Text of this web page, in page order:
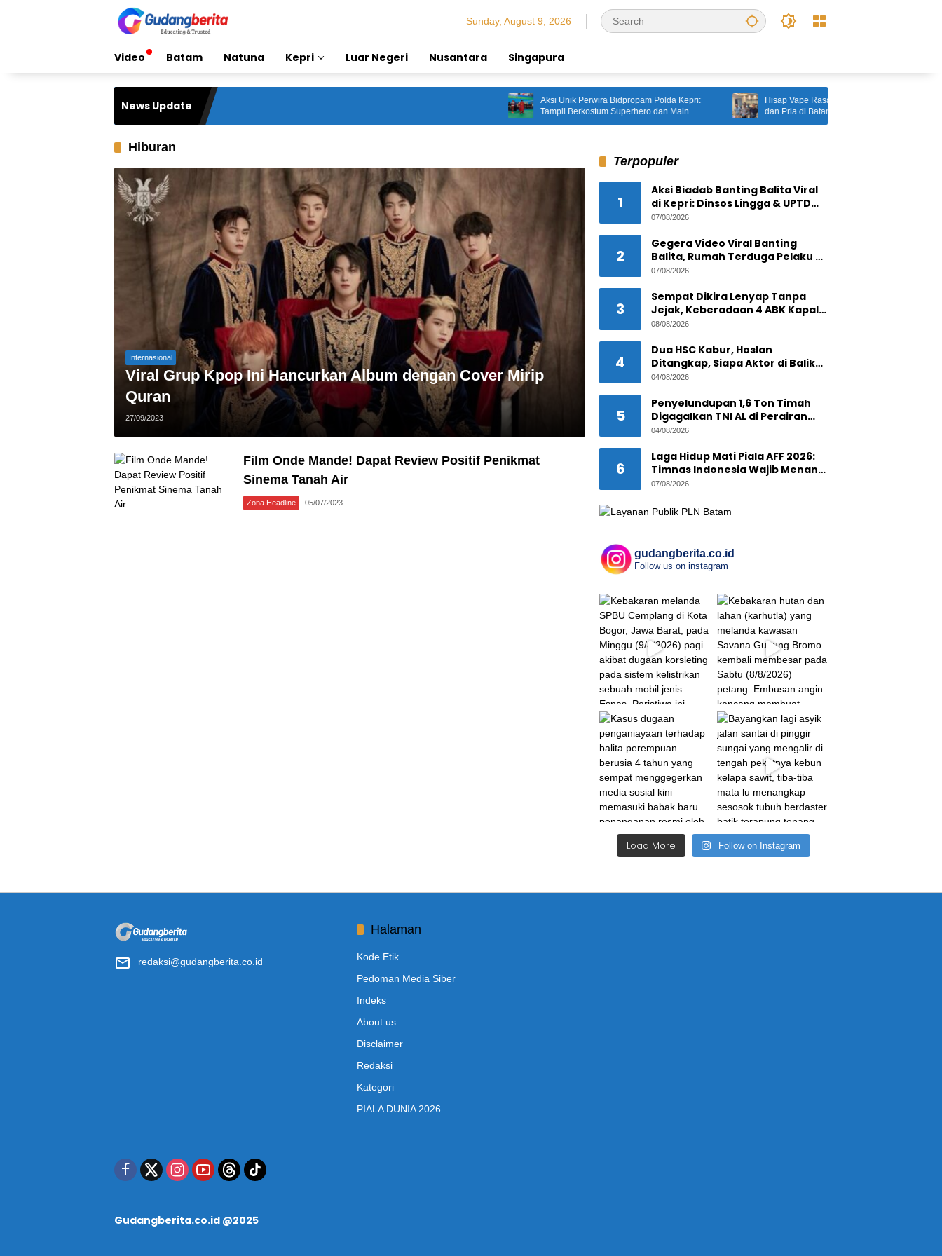
Sunday, August 9, 2026
Video Batam Natuna Kepri Luar Negeri Nusantara Singapura
News Update
Aksi Unik Perwira Bidpropam Polda Kepri:
Tampil Berkostum Superhero dan Main
‘Bentengan’ Demi HUT ke-81 RI
Hisap Vape Rasa ‘Narkoba’, Kakek 60 Tahun
dan Pria di Batam Diangkut Polsek Lubuk Baja
Hiburan
Internasional
Viral Grup Kpop Ini Hancurkan Album dengan Cover Mirip
Quran
27/09/2023
Film Onde Mande! Dapat Review Positif Penikmat
Sinema Tanah Air
Zona Headline 05/07/2023
Terpopuler
1
Aksi Biadab Banting Balita Viral
di Kepri: Dinsos Lingga & UPTD
PPPA Tanjungpinang Lacak
07/08/2026
2
Gegera Video Viral Banting
Balita, Rumah Terduga Pelaku di
Bintan Residence
07/08/2026
3
Sempat Dikira Lenyap Tanpa
Jejak, Keberadaan 4 ABK Kapal
Ikan Asal Anambas Akhirnya
08/08/2026
4
Dua HSC Kabur, Hoslan
Ditangkap, Siapa Aktor di Balik
1,6 Ton Timah Ilegal di Pulau
04/08/2026
5
Penyelundupan 1,6 Ton Timah
Digagalkan TNI AL di Perairan
Pekajang, Diduga Melibatkan
04/08/2026
6
Laga Hidup Mati Piala AFF 2026:
Timnas Indonesia Wajib Menang
Lawan Singapura Demi Tiket
07/08/2026
gudangberita.co.id
Follow us on instagram
Load More Follow on Instagram
redaksi@gudangberita.co.id
Halaman
Kode Etik
Pedoman Media Siber
Indeks
About us
Disclaimer
Redaksi
Kategori
PIALA DUNIA 2026
Gudangberita.co.id @2025